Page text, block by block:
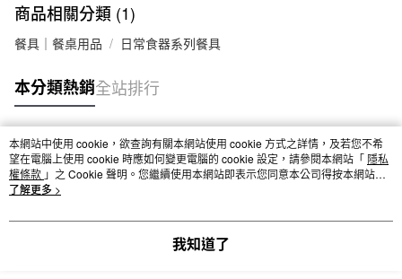
宅配
每筆NT$150，滿NT$2,000(含以上)免運費
無印良品門市自取
免運費
商品相關分類 (1)
餐具｜餐桌用品 日常食器系列餐具
本分類熱銷全站排行
熱門標籤
本網站中使用 cookie，欲查詢有關本網站使用 cookie 方式之詳情，及若您不希
望在電腦上使用 cookie 時應如何變更電腦的 cookie 設定，請參閱本網站「 隱私
權條款 」之 Cookie 聲明。您繼續使用本網站即表示您同意本公司得按本網站使
用條款之 Cookie 聲明使用 cookie。
了解更多 >
我知道了